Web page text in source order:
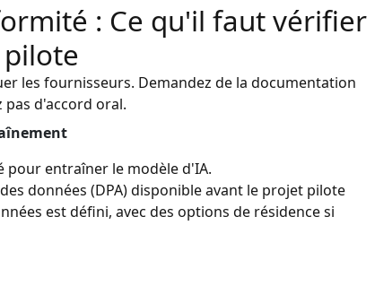
: Ce qu'il faut vérifier
les fournisseurs. Demandez de la documentation
pas d'accord oral.
pour entraîner le modèle d'IA.
données (DPA) disponible avant le projet pilote
est défini, avec des options de résidence si